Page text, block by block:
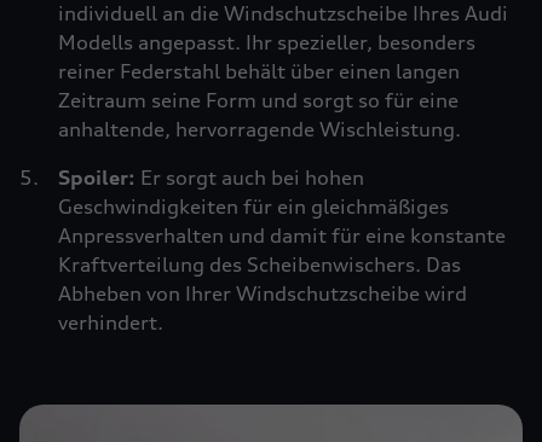
individuell an die Windschutzscheibe Ihres Audi
Modells angepasst. Ihr spezieller, besonders
reiner Federstahl behält über einen langen
Zeitraum seine Form und sorgt so für eine
anhaltende, hervorragende Wischleistung.
Spoiler: Er sorgt auch bei hohen
Geschwindigkeiten für ein gleichmäßiges
Anpressverhalten und damit für eine konstante
Kraftverteilung des Scheibenwischers. Das
Abheben von Ihrer Windschutzscheibe wird
verhindert.